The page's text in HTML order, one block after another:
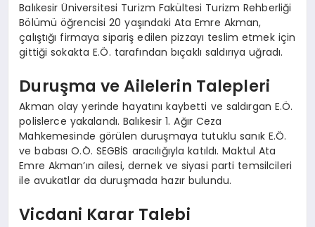
Balıkesir Üniversitesi Turizm Fakültesi Turizm Rehberliği
Bölümü öğrencisi 20 yaşındaki Ata Emre Akman,
çalıştığı firmaya sipariş edilen pizzayı teslim etmek için
gittiği sokakta E.Ö. tarafından bıçaklı saldırıya uğradı.
Duruşma ve Ailelerin Talepleri
Akman olay yerinde hayatını kaybetti ve saldırgan E.Ö.
polislerce yakalandı. Balıkesir 1. Ağır Ceza
Mahkemesinde görülen duruşmaya tutuklu sanık E.Ö.
ve babası O.Ö. SEGBİS aracılığıyla katıldı. Maktul Ata
Emre Akman’ın ailesi, dernek ve siyasi parti temsilcileri
ile avukatlar da duruşmada hazır bulundu.
Vicdani Karar Talebi